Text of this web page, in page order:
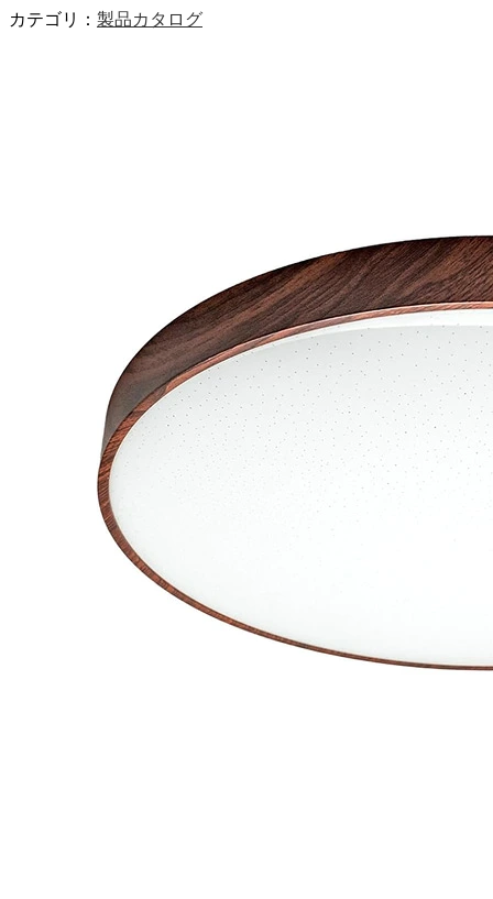
カテゴリ： 製品カタログ